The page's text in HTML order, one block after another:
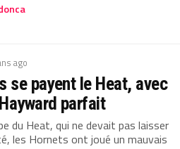
ago
se payent le Heat, avec
parfait
du Heat, qui ne devait pas laisser
les Hornets ont joué un mauvais